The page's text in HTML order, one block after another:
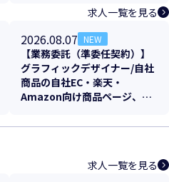
求人一覧を見る
2026.08.07 NEW
【業務委託（準委任契約）】
グラフィックデザイナー/自社
商品の自社EC・楽天・
Amazon向け商品ページ、各
支援
求人一覧を見る